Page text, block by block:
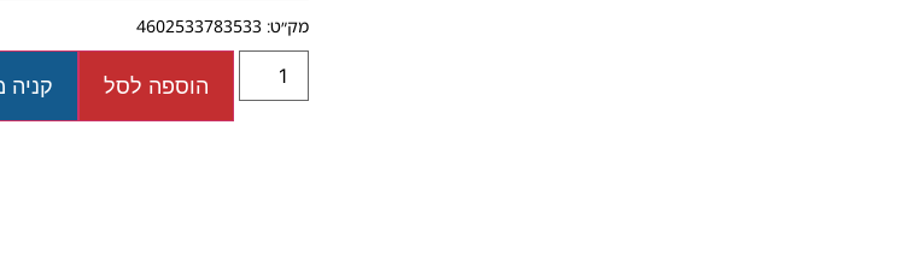
מק״ט: 4602533783533
הוספה לסל קניה